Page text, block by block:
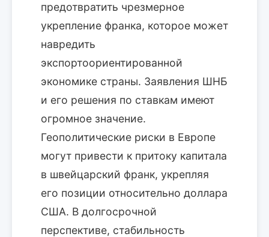
предотвратить чрезмерное
укрепление франка, которое может
навредить
экспортоориентированной
экономике страны. Заявления ШНБ
и его решения по ставкам имеют
огромное значение.
Геополитические риски в Европе
могут привести к притоку капитала
в швейцарский франк, укрепляя
его позиции относительно доллара
США. В долгосрочной
перспективе, стабильность